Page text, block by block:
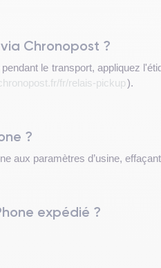
Chronopost ?
le transport, appliquez
fr/relais-pickup).
?
aux paramètres d’usine,
expédié ?